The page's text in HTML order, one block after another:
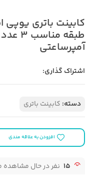
آمپرساعتی
اشتراک گذاری:
دسته: کابینت باتری
افزودن به علاقه مندی
15 نفر در حال